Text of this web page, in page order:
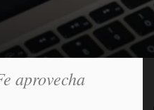
aprovecha